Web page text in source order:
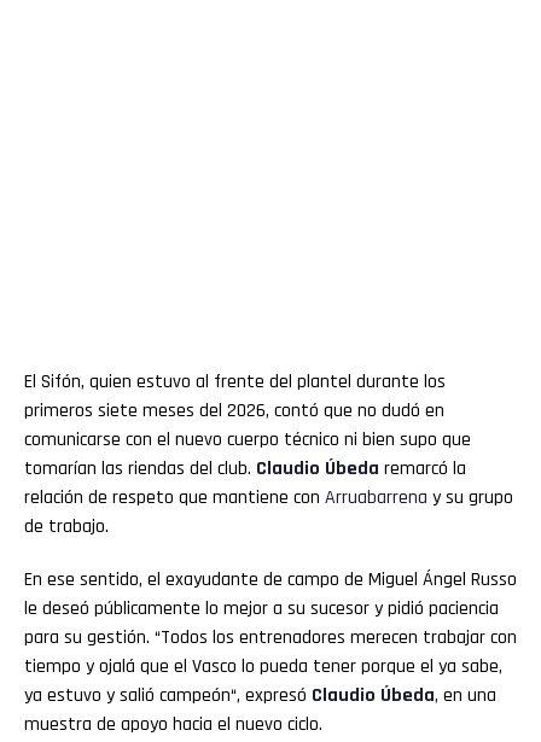
El Sifón, quien estuvo al frente del plantel durante los
primeros siete meses del 2026, contó que no dudó en
comunicarse con el nuevo cuerpo técnico ni bien supo que
tomarían las riendas del club. Claudio Úbeda remarcó la
relación de respeto que mantiene con Arruabarrena y su grupo
de trabajo.
En ese sentido, el exayudante de campo de Miguel Ángel Russo
le deseó públicamente lo mejor a su sucesor y pidió paciencia
para su gestión. “Todos los entrenadores merecen trabajar con
tiempo y ojalá que el Vasco lo pueda tener porque el ya sabe,
ya estuvo y salió campeón“, expresó Claudio Úbeda, en una
muestra de apoyo hacia el nuevo ciclo.